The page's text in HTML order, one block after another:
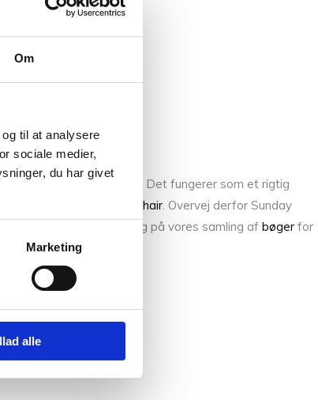
Om
til at analysere
sociale medier,
du har givet
Marketing
alle
flotte norske sweatre. Det fungerer som et rigtig
sammen med
Silk Mohair. Overvej derfor Sunday
eller tag et kig på vores samling af bøger for